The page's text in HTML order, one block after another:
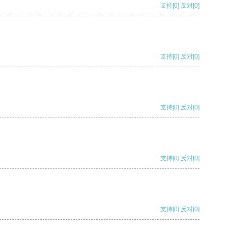
支持[0] 反对[0]
支持[0] 反对[0]
支持[0] 反对[0]
支持[0] 反对[0]
支持[0] 反对[0]